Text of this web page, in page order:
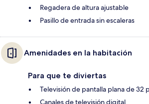
Regadera de altura ajustable
Pasillo de entrada sin escaleras
Amenidades en la habitación
Para que te diviertas
Televisión de pantalla plana de 32
Canales de televisión digital